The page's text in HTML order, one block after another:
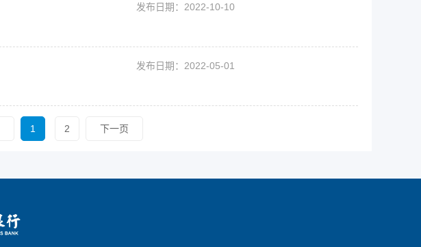
发布日期：2022-10-10
发布日期：2022-05-01
1 2 下一页